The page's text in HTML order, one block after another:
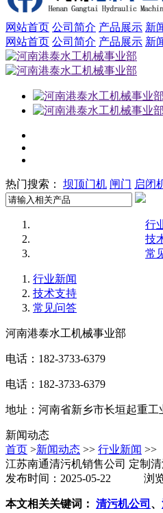
网站首页 公司简介 产品展示 新
网站首页 公司简介 产品展示 新
热门搜索： 坝顶门机 闸门 启闭
行
技
常
行业新闻
技术支持
常见问答
河南港泰水工机械事业部
电话：182-3733-6379
电话：182-3733-6379
地址：河南省新乡市长垣起重工
新闻动态
首页 >新闻动态 >> 行业新闻 >>
江苏南通清污机销售公司 定制
发布时间：2025-05-22 浏览
本文相关关键词： 清污机公司 、